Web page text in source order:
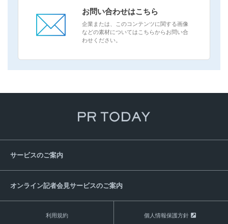
お問い合わせはこちら
企業または、このコンテンツに関する画像
などの素材についてはこちらからお問い合
わせください。
サービスのご案内
オンライン記者会見サービスのご案内
利用規約 個人情報保護方針